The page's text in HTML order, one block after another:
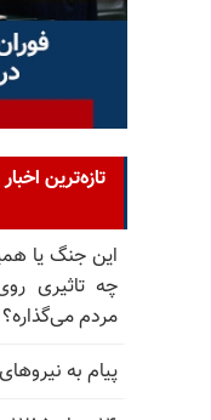
تازه‌ترین
این جنگ یا
چه تاثیری
مردم می‌گذاره؟
پیام به نیروهای